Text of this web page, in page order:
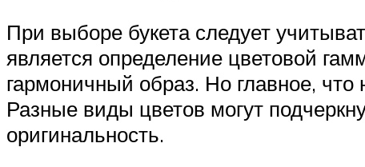
При выборе букета следует
является определение цветовой
гармоничный образ. Но главное,
Разные виды цветов могут
оригинальность.